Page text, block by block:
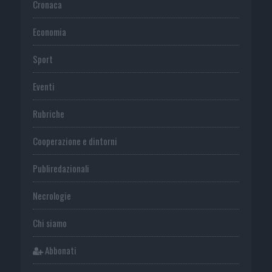
Cronaca
Economia
Sport
Eventi
Rubriche
Cooperazione e dintorni
Publiredazionali
Necrologie
Chi siamo
Abbonati